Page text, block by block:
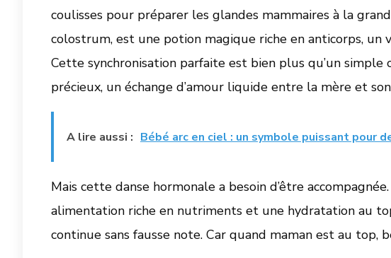
coulisses pour préparer les glandes mammaires à la
colostrum, est une potion magique riche en anticorps, un
Cette synchronisation parfaite est bien plus qu’un
précieux, un échange d’amour liquide entre la mère et
A lire aussi : Bébé arc en ciel : un symbole puissant pour
Mais cette danse hormonale a besoin d’être
alimentation riche en nutriments et une hydratation au
continue sans fausse note. Car quand maman est au top,